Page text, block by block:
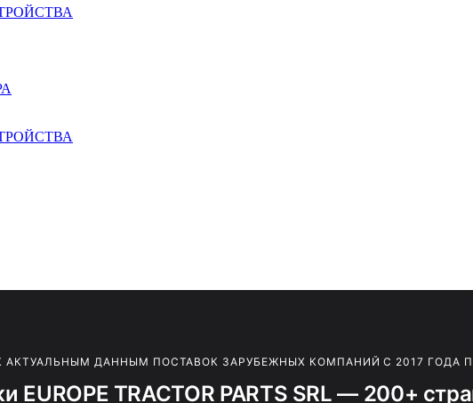
АКТУАЛЬНЫМ ДАННЫМ ПОСТАВОК ЗАРУБЕЖНЫХ КОМПАНИЙ С 2017 ГОДА
EUROPE TRACTOR PARTS SRL — 200+